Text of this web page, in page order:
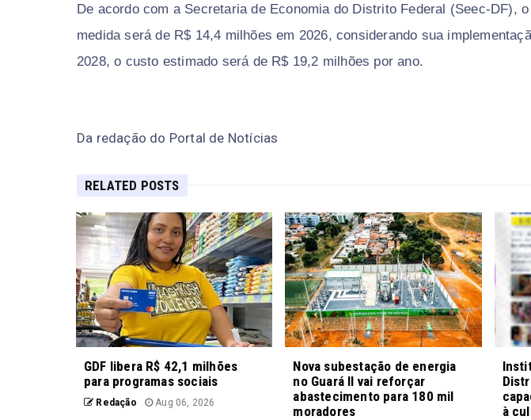
De acordo com a Secretaria de Economia do Distrito Federal (Seec-DF),
medida será de R$ 14,4 milhões em 2026, considerando sua
2028, o custo estimado será de R$ 19,2 milhões por ano.
Da redação do Portal de Notícias
RELATED POSTS
GDF libera R$ 42,1 milhões
para programas sociais
Redação Aug 06, 2026
Nova subestação de energia
no Guará II vai reforçar
abastecimento para 180 mil
moradores
à